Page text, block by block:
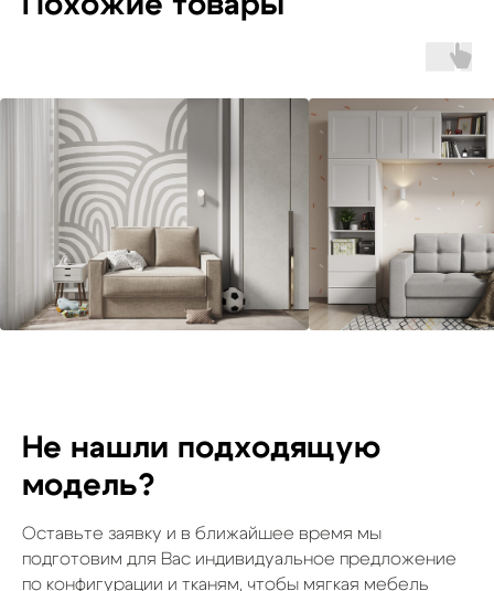
Не нашли подходящую
модель?
Оставьте заявку и в ближайшее время мы
подготовим для Вас индивидуальное предложение
по конфигурации и тканям, чтобы мягкая мебель